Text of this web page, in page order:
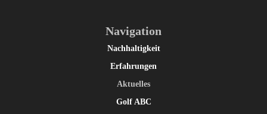
Navigation
Nachhaltigkeit
Erfahrungen
Aktuelles
Golf ABC